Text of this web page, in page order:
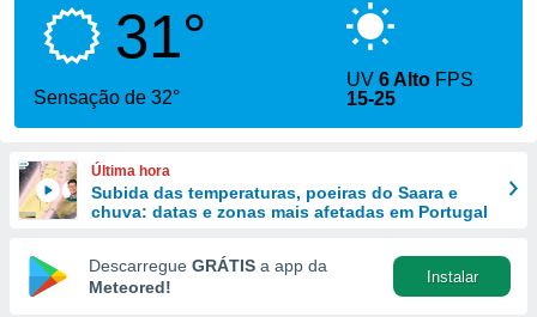
fornecidas
a este
das
e
forma
digital
31°
Sensação de 32°
UV6 Alto FPS
15-25
Última hora
Subida das temperaturas, poeiras do Saara e
chuva: datas e zonas mais afetadas em Portugal
Descarregue GRÁTIS a app da
Meteored!
Instalar